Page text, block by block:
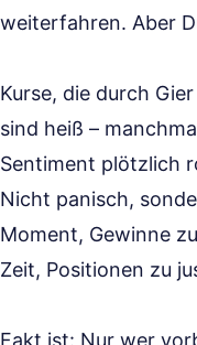
weiterfahren. Aber
Kurse, die durch
sind heiß –
Sentiment plötzlich
Nicht panisch,
Moment, Gewinne
Zeit, Positionen zu
Fakt ist: Nur wer